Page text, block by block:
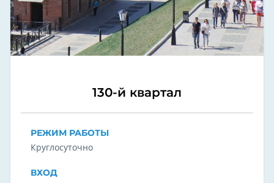
130-й квартал
РЕЖИМ РАБОТЫ
Круглосуточно
ВХОД